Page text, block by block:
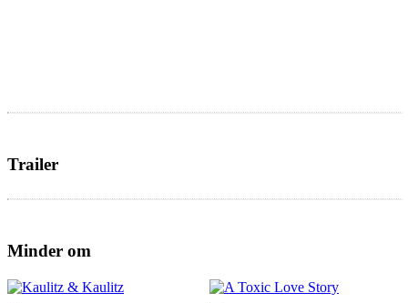
Trailer
Minder om